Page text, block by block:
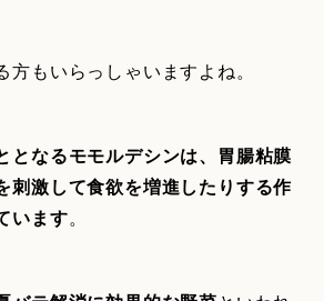
方もいらっしゃいますよね。
となるモモルデシンは、胃腸粘膜
刺激して食欲を増進したりする作
います。